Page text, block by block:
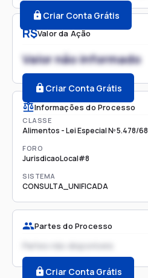
R$Valor da Ação
Valor não informado
Criar Conta Grátis
Informações do Processo
CLASSE
Alimentos - Lei Especial Nº 5.478/68
FORO
JurisdicaoLocal#8
SISTEMA
CONSULTA_UNIFICADA
Partes do Processo
Partes não disponíveis
Criar Conta Grátis
Criar Conta Grátis